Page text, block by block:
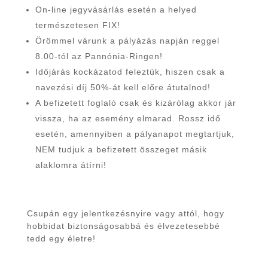
On-line jegyvásárlás esetén a helyed
természetesen FIX!
Örömmel várunk a pályázás napján reggel
8.00-tól az Pannónia-Ringen!
Időjárás kockázatod feleztük, hiszen csak a
navezési díj 50%-át kell előre átutalnod!
A befizetett foglaló csak és kizárólag akkor jár
vissza, ha az esemény elmarad. Rossz idő
esetén, amennyiben a pályanapot megtartjuk,
NEM tudjuk a befizetett összeget másik
alaklomra átírni!
Csupán egy jelentkezésnyire vagy attól, hogy
hobbidat biztonságosabbá és élvezetesebbé
tedd egy életre!